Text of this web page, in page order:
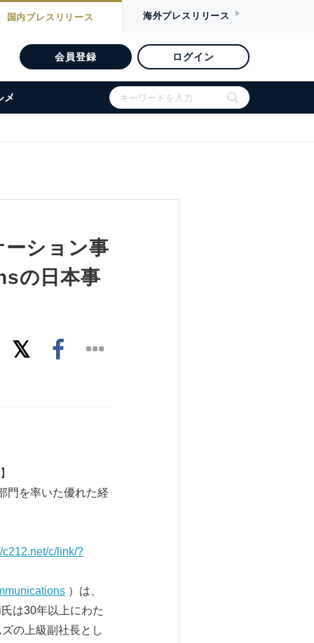
国内プレスリリース 海外プレスリリース
会員登録 ログイン
メ
ション事
の日本事
門を率いた優れた経
c212.net/c/link/?
）は、
は30年以上にわた
の上級副社長とし